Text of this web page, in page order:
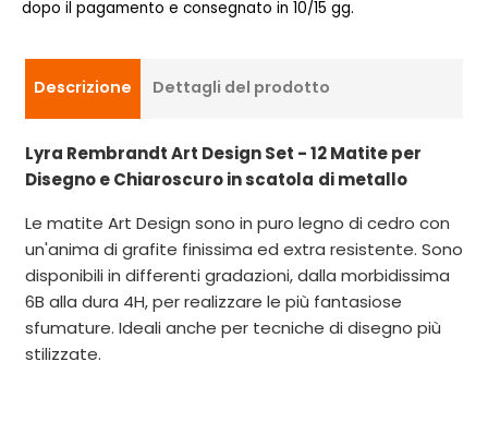
dopo il pagamento e consegnato in 10/15 gg.
Descrizione Dettagli del prodotto
Lyra Rembrandt Art Design Set - 12 Matite per
Disegno e Chiaroscuro in scatola di metallo
Le matite Art Design sono in puro legno di cedro con
un'anima di grafite finissima ed extra resistente. Sono
disponibili in differenti gradazioni, dalla morbidissima
6B alla dura 4H, per realizzare le più fantasiose
sfumature. Ideali anche per tecniche di disegno più
stilizzate.